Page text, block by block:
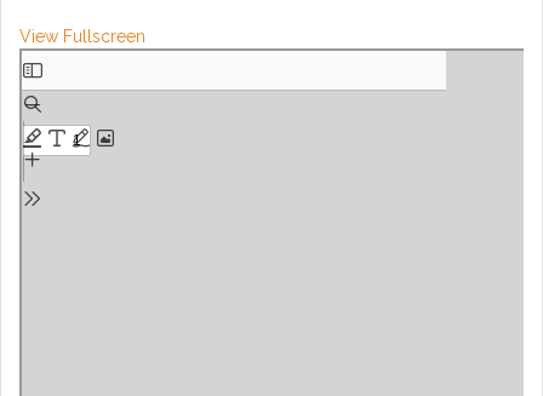
View Fullscreen
Saltar
al
contenido
del
PDF